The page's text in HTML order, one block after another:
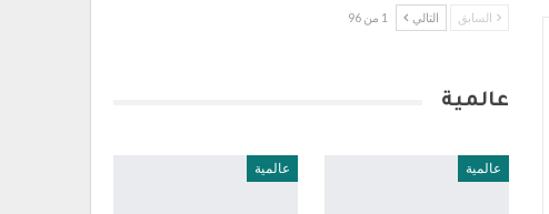
السابق التالي 1 من 96
عالمية
عالمية عالمية